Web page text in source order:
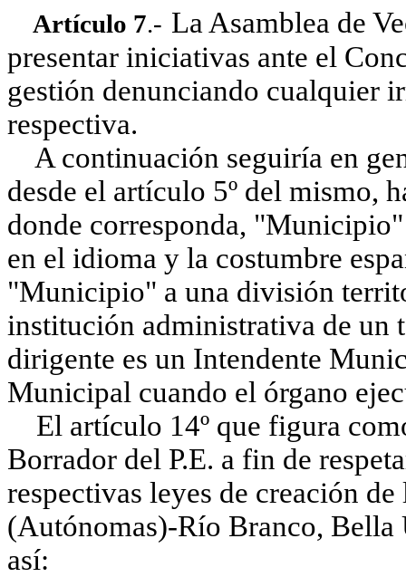
Artículo 7.- La Asamblea de
presentar iniciativas ante el
gestión denunciando cualquier
respectiva.
A continuación seguiría en
desde el artículo 5º del mismo,
donde corresponda,
en el idioma y la costumbre
"Municipio" a una división
institución administrativa de un
dirigente es un Intendente
Municipal cuando el órgano
El artículo 14º que figura
Borrador del P.E. a fin de
respectivas leyes de creación
(Autónomas)-Río Branco, Bella
así: